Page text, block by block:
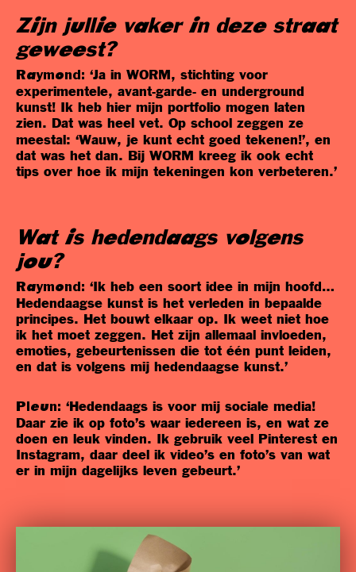
Zijn jullie vaker in deze straat
geweest?
Raymond: ‘Ja in WORM, stichting voor
experimentele, avant-garde- en underground
kunst! Ik heb hier mijn portfolio mogen laten
zien.
Dat was heel vet. Op school zeggen ze
meestal: ‘Wauw, je kunt echt goed tekenen!’, en
dat was het dan. Bij WORM kreeg ik ook echt
tips over hoe ik mijn tekeningen kon verbeteren.’
Wat is hedendaags volgens
jou?
Raymond: ‘Ik heb een soort idee in mijn hoofd…
Hedendaagse kunst is het verleden in bepaalde
principes. Het bouwt elkaar op. Ik weet niet hoe
ik het moet zeggen. Het zijn allemaal invloeden,
emoties, gebeurtenissen die tot één punt leiden,
en dat is volgens mij hedendaagse kunst.’
Pleun: ‘Hedendaags is voor mij sociale media!
Daar zie ik op foto’s waar iedereen is, en wat ze
doen en leuk vinden. Ik gebruik veel Pinterest en
Instagram, daar deel ik video’s en foto’s van wat
er in mijn dagelijks leven gebeurt.’